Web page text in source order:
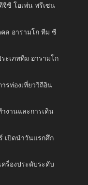
จีซี โอเพ่น พรีเซน
ล อารามโก ทีม ซี
ะเภททีม อารามโก
รท่องเที่ยววิถีอิน
งานและการเดิน
เปิดนำวันแรกศึก
ครื่องประดับระดับ